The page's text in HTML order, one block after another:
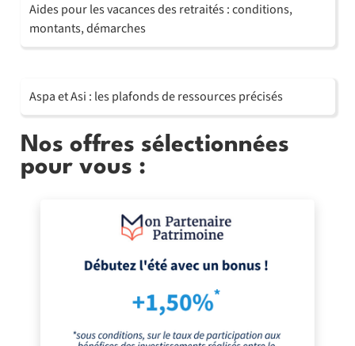
Aides pour les vacances des retraités : conditions,
montants, démarches
Aspa et Asi : les plafonds de ressources précisés
Nos offres sélectionnées
pour vous :